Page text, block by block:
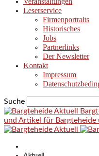
Leserservice
Firmenportraits
Historisches
Jobs
Partnerlinks
Der Newsletter
Kontakt
Impressum
Suche
und Artikel für Bargteheide